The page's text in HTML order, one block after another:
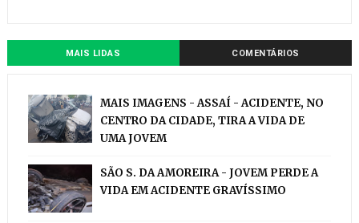
MAIS LIDAS COMENTÁRIOS
MAIS IMAGENS - ASSAÍ - ACIDENTE, NO
CENTRO DA CIDADE, TIRA A VIDA DE
UMA JOVEM
SÃO S. DA AMOREIRA - JOVEM PERDE A
VIDA EM ACIDENTE GRAVÍSSIMO